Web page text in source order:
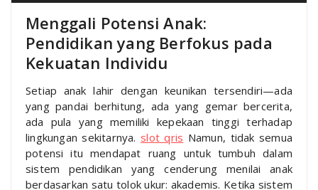
Menggali Potensi Anak:
Pendidikan yang Berfokus pada
Kekuatan Individu
Setiap anak lahir dengan keunikan tersendiri—ada
yang pandai berhitung, ada yang gemar bercerita,
ada pula yang memiliki kepekaan tinggi terhadap
lingkungan sekitarnya. slot qris Namun, tidak semua
potensi itu mendapat ruang untuk tumbuh dalam
sistem pendidikan yang cenderung menilai anak
berdasarkan satu tolok ukur: akademis. Ketika sistem